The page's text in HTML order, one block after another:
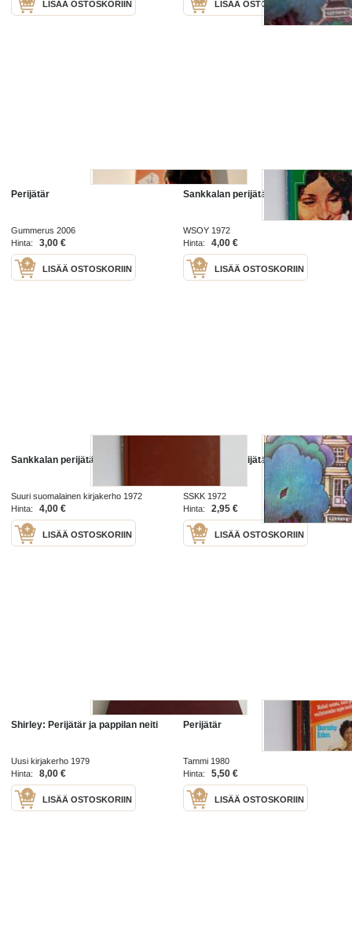
LISÄÄ OSTOSKORIIN LISÄÄ OSTOSKORIIN
Perijätär
Gummerus 2006
Hinta:
3,00 €
LISÄÄ OSTOSKORIIN
Sankkalan perijätär
WSOY 1972
Hinta:
4,00 €
LISÄÄ OSTOSKORIIN
Sankkalan perijätär
Suuri suomalainen kirjakerho 1972
Hinta:
4,00 €
LISÄÄ OSTOSKORIIN
Sankkalan perijätär, 1972.
SSKK 1972
Hinta:
2,95 €
LISÄÄ OSTOSKORIIN
Shirley: Perijätär ja pappilan neiti
Uusi kirjakerho 1979
Hinta:
8,00 €
LISÄÄ OSTOSKORIIN
Perijätär
Tammi 1980
Hinta:
5,50 €
LISÄÄ OSTOSKORIIN